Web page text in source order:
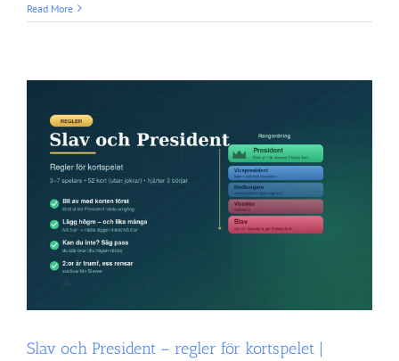
–
NTO
Read More
Slav och President – regler för kortspelet |